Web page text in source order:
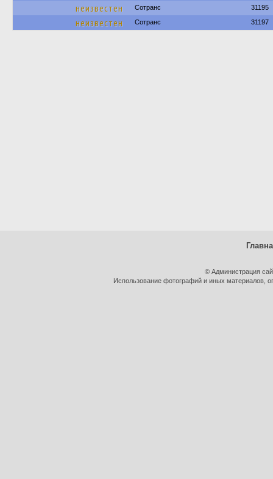
неизвестен Сотранс 31195
неизвестен Сотранс 31197
© Администрация
Использование фотографий и иных материалов,